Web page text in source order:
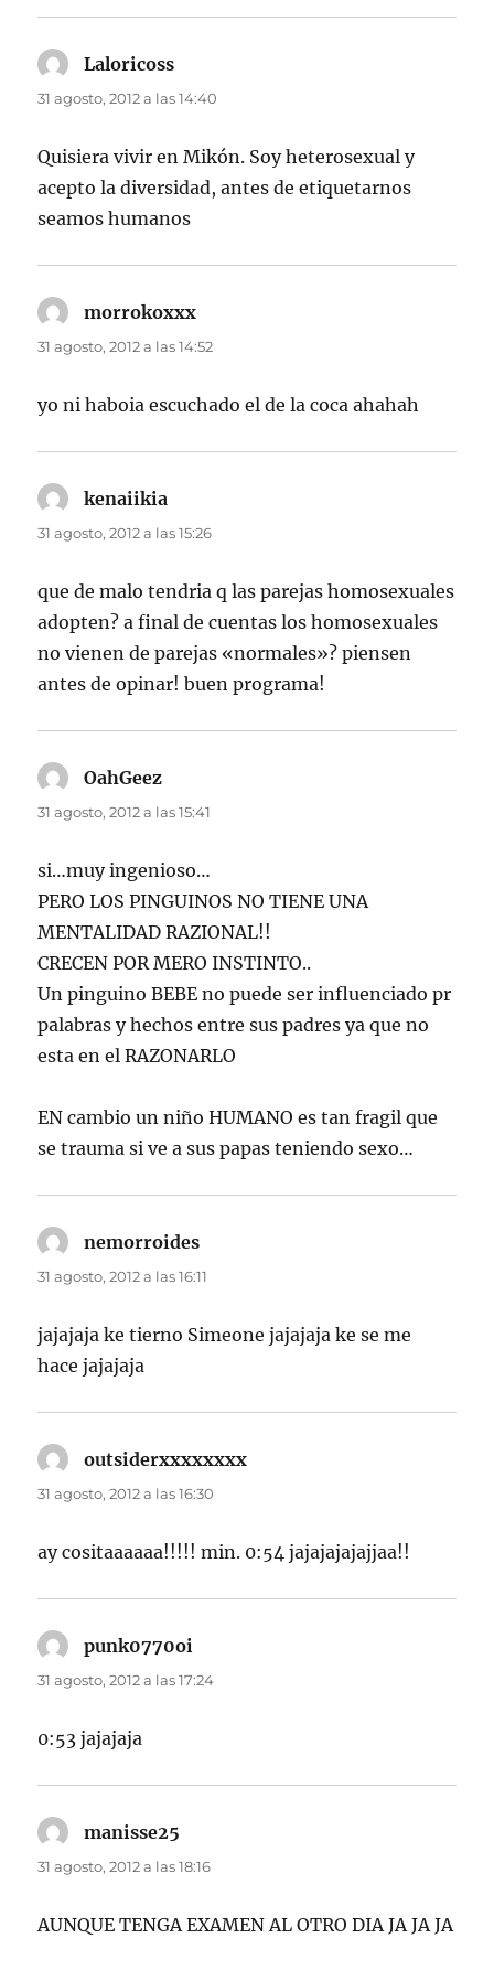
Laloricoss
31 agosto, 2012 a las 14:40
Quisiera vivir en Mikón. Soy heterosexual y
acepto la diversidad, antes de etiquetarnos
seamos humanos
morrokoxxx
31 agosto, 2012 a las 14:52
yo ni haboia escuchado el de la coca ahahah
kenaiikia
31 agosto, 2012 a las 15:26
que de malo tendria q las parejas homosexuales
adopten? a final de cuentas los homosexuales
no vienen de parejas «normales»? piensen
antes de opinar! buen programa!
OahGeez
31 agosto, 2012 a las 15:41
si…muy ingenioso…
PERO LOS PINGUINOS NO TIENE UNA
MENTALIDAD RAZIONAL!!
CRECEN POR MERO INSTINTO..
Un pinguino BEBE no puede ser influenciado pr
palabras y hechos entre sus padres ya que no
esta en el RAZONARLO
EN cambio un niño HUMANO es tan fragil que
se trauma si ve a sus papas teniendo sexo…
nemorroides
31 agosto, 2012 a las 16:11
jajajaja ke tierno Simeone jajajaja ke se me
hace jajajaja
outsiderxxxxxxxx
31 agosto, 2012 a las 16:30
ay cositaaaaaa!!!!! min. 0:54 jajajajajajjaa!!
punk0770oi
31 agosto, 2012 a las 17:24
0:53 jajajaja
manisse25
31 agosto, 2012 a las 18:16
AUNQUE TENGA EXAMEN AL OTRO DIA JA JA JA